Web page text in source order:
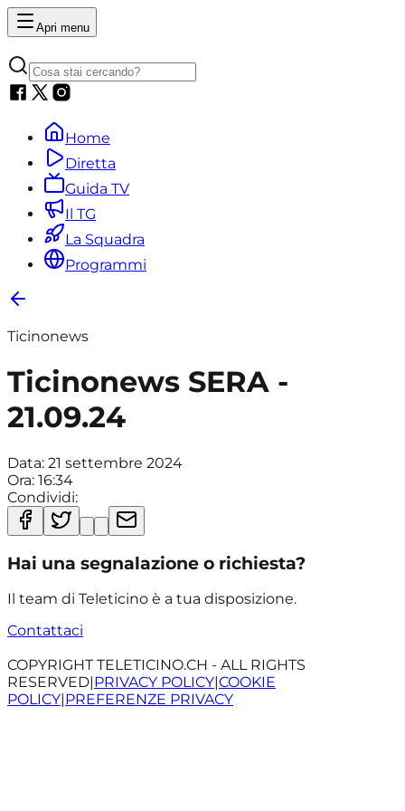
Apri menu
Home
Diretta
Guida TV
Il TG
La Squadra
Programmi
Ticinonews
Ticinonews SERA -
21.09.24
Data: 21 settembre 2024
Ora: 16:34
Condividi:
Hai una segnalazione o richiesta?
Il team di Teleticino è a tua disposizione.
Contattaci
COPYRIGHT TELETICINO.CH - ALL RIGHTS
RESERVED|PRIVACY POLICY|COOKIE
POLICY|PREFERENZE PRIVACY